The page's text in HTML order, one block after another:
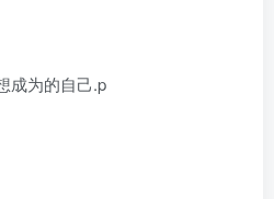
成为的自己.p